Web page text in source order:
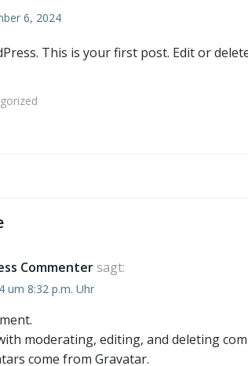
6, 2024
This is your first post. Edit or
Commenter sagt:
um 8:32 p.m. Uhr
moderating, editing, and deleting
come from Gravatar.